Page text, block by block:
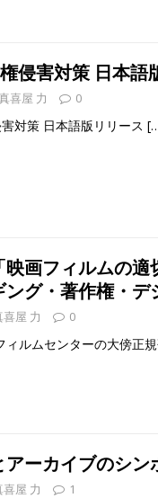
侵害対策 日本語
喜屋 力 0
対策 日本語版リリース
画フィルムの適
グ・著作権・デ
喜屋 力 0
ルムセンターの大傍正
アーカイブのシン
喜屋 力 1